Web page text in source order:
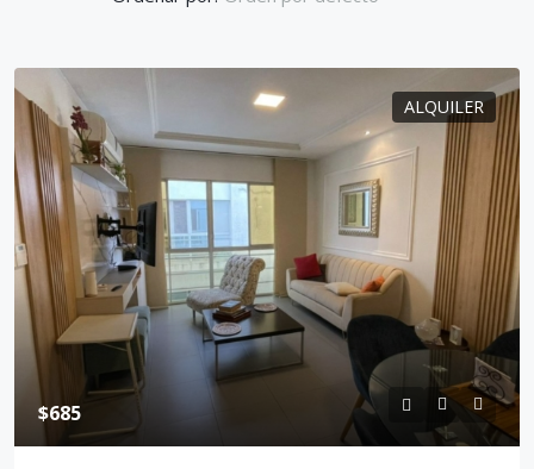
ALQUILER
$685